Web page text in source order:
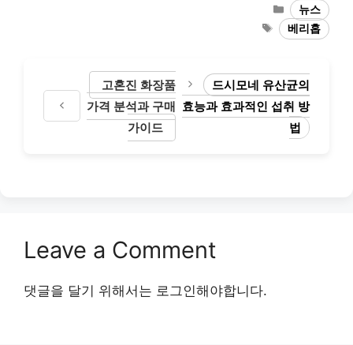
Categories
뉴스
Tags
베리홉
고혼진 화장품
가격 분석과 구매
가이드
드시모네 유산균의
효능과 효과적인 섭취 방
법
Leave a Comment
댓글을 달기 위해서는 로그인해야합니다.